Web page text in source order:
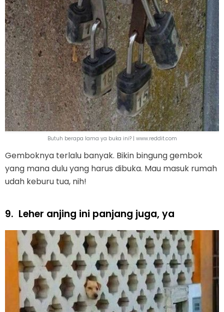
Butuh berapa lama ya buka ini? | www.reddit.com
Gemboknya terlalu banyak. Bikin bingung gembok
yang mana dulu yang harus dibuka. Mau masuk rumah
udah keburu tua, nih!
9. Leher anjing ini panjang juga, ya